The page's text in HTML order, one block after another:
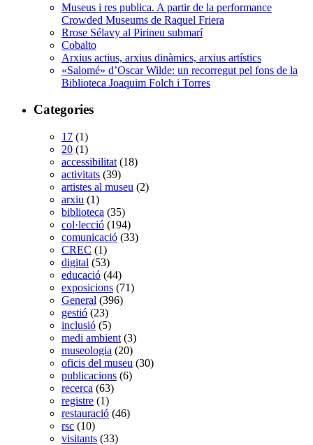
Museus i res publica. A partir de la performance
Crowded Museums de Raquel Friera
Rrose Sélavy al Pirineu submarí
Cobalto
Arxius actius, arxius dinàmics, arxius artístics
«Salomé» d’Oscar Wilde: un recorregut pel fons de la
Biblioteca Joaquim Folch i Torres
Categories
17 (1)
20 (1)
accessibilitat (18)
activitats (39)
artistes al museu (2)
arxiu (1)
biblioteca (35)
col·lecció (194)
comunicació (33)
CREC (1)
digital (53)
educació (44)
exposicions (71)
General (396)
gestió (23)
inclusió (5)
medi ambient (3)
museologia (20)
oficis del museu (30)
publicacions (6)
recerca (63)
registre (1)
restauració (46)
rsc (10)
visitants (33)